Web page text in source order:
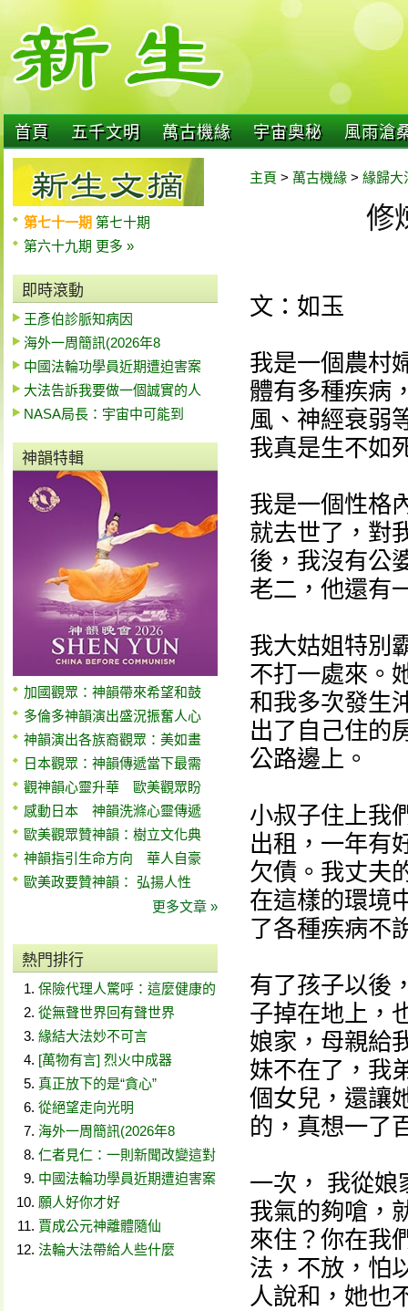
首頁 五千文明 萬古機緣 宇宙奧秘 風雨滄
第七十一期 第七十期
第六十九期 更多 »
即時滾動
王彥伯診脈知病因
海外一周簡訊(2026年8
中國法輪功學員近期遭迫害案
大法告訴我要做一個誠實的人
NASA局長：宇宙中可能到
神韻特輯
加國觀眾：神韻帶來希望和鼓
多倫多神韻演出盛況振奮人心
神韻演出各族裔觀眾：美如畫
日本觀眾：神韻傳遞當下最需
觀神韻心靈升華 歐美觀眾盼
感動日本 神韻洗滌心靈傳遞
歐美觀眾贊神韻：樹立文化典
神韻指引生命方向 華人自豪
歐美政要贊神韻： 弘揚人性
更多文章 »
熱門排行
保險代理人驚呼：這麼健康的
從無聲世界回有聲世界
緣結大法妙不可言
[萬物有言] 烈火中成器
真正放下的是“貪心”
從絕望走向光明
海外一周簡訊(2026年8
仁者見仁：一則新聞改變這對
中國法輪功學員近期遭迫害案
願人好你才好
賈成公元神離體隨仙
法輪大法帶給人些什麼
主頁 > 萬古機緣 > 緣歸大
修
文：如玉
我是一個農村
體有多種疾病
風、神經衰弱
我真是生不如
我是一個性格
就去世了，對
後，我沒有公
老二，他還有
我大姑姐特別
不打一處來。
和我多次發生
出了自己住的
公路邊上。
小叔子住上我
出租，一年有
欠債。我丈夫
在這樣的環境
了各種疾病不
有了孩子以後
子掉在地上，
娘家，母親給
妹不在了，我
個女兒，還讓
的，真想一了
一次， 我從娘
我氣的夠嗆，
來住？你在我
法，不放，怕
人說和，她也